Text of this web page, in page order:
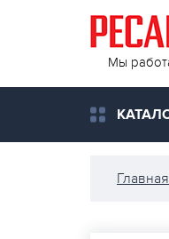
Мы
Главная